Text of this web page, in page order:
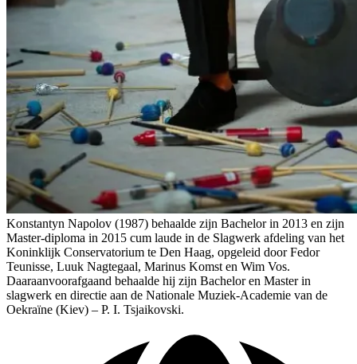
Konstantyn Napolov (1987) behaalde zijn Bachelor in 2013 en zijn
Master-diploma in 2015 cum laude in de Slagwerk afdeling van het
Koninklijk Conservatorium te Den Haag, opgeleid door Fedor
Teunisse, Luuk Nagtegaal, Marinus Komst en Wim Vos.
Daaraanvoorafgaand behaalde hij zijn Bachelor en Master in
slagwerk en directie aan de Nationale Muziek-Academie van de
Oekraïne (Kiev) – P. I. Tsjaikovski.